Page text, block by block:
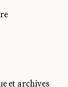
et archives